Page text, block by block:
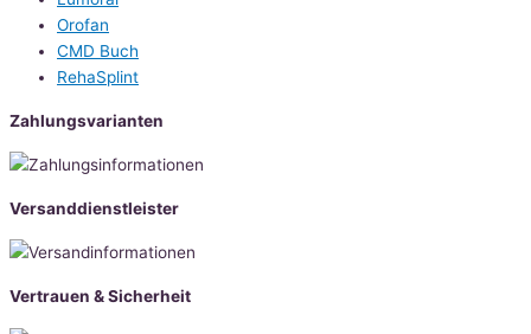
Orofan
CMD Buch
RehaSplint
Zahlungsvarianten
Versanddienstleister
Vertrauen & Sicherheit